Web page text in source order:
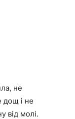
не
дощ і не
від молі.